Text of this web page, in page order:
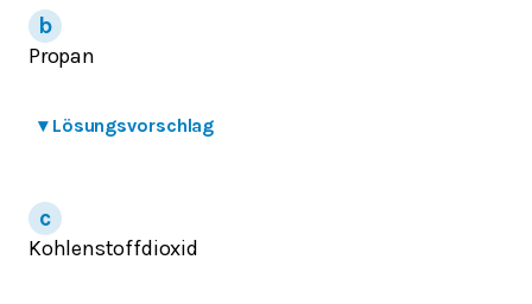
Propan
▾ Lösungsvorschlag
Kohlenstoffdioxid